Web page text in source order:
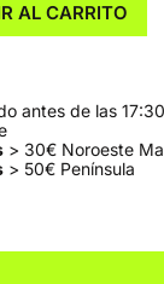
AL CARRITO
antes de las
> 30€ Noroeste
> 50€ Península